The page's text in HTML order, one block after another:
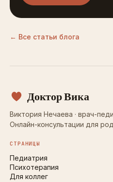
← Все статьи блога
Доктор Вика
Виктория Нечаева · врач-
Онлайн-консультации для
СТРАНИЦЫ
Педиатрия
Психотерапия
Для коллег